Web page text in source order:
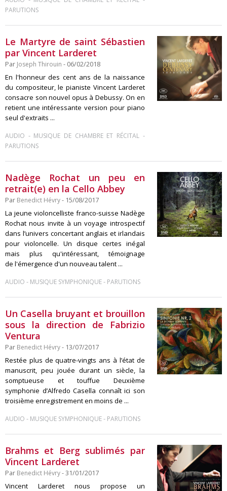
PARUTIONS
Le Martyre de saint Sébastien
par Vincent Larderet
Par Joseph Thirouin - 06/02/2018
En l'honneur des cent ans de la naissance
du compositeur, le pianiste Vincent Larderet
consacre son nouvel opus à Debussy. On en
retient une intéressante version pour piano
seul d'extraits ...
AUDIO - MUSIQUE DE CHAMBRE ET RÉCITAL-
PARUTIONS
Nadège Rochat un peu en
retrait(e) en la Cello Abbey
Par Benedict Hévry- 15/08/2017
La jeune violoncelliste franco-suisse Nadège
Rochat nous invite à un voyage introspectif
dans l’univers concertant anglais et irlandais
pour violoncelle. Un disque certes inégal
mais plus qu'intéressant, témoignage
de l'émergence d'un nouveau talent ...
AUDIO - MUSIQUE SYMPHONIQUE- PARUTIONS
Un Casella bruyant et brouillon
sous la direction de Fabrizio
Ventura
Par Benedict Hévry- 13/07/2017
Restée plus de quatre-vingts ans à l’état de
manuscrit, peu jouée durant un siècle, la
somptueuse et touffue Deuxième
symphonie d’Alfredo Casella connaît ici son
troisième enregistrement en moins de ...
AUDIO - MUSIQUE SYMPHONIQUE- PARUTIONS
Brahms et Berg sublimés par
Vincent Larderet
Par Benedict Hévry- 31/01/2017
Vincent Larderet nous propose un